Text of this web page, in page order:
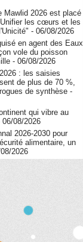
Mawlid 2026 est placé
les cœurs et les
- 06/08/2026
en agent des Eaux
vole du poisson
- 06/08/2026
: les saisies
de plus de 70 %,
de synthèse -
qui vibre au
06/08/2026
2026-2030 pour
alimentaire, un
2026